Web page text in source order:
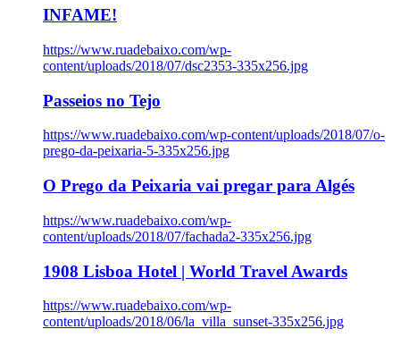
INFAME!
https://www.ruadebaixo.com/wp-
content/uploads/2018/07/dsc2353-335x256.jpg
Passeios no Tejo
https://www.ruadebaixo.com/wp-content/uploads/2018/07/o-
prego-da-peixaria-5-335x256.jpg
O Prego da Peixaria vai pregar para Algés
https://www.ruadebaixo.com/wp-
content/uploads/2018/07/fachada2-335x256.jpg
1908 Lisboa Hotel | World Travel Awards
https://www.ruadebaixo.com/wp-
content/uploads/2018/06/la_villa_sunset-335x256.jpg